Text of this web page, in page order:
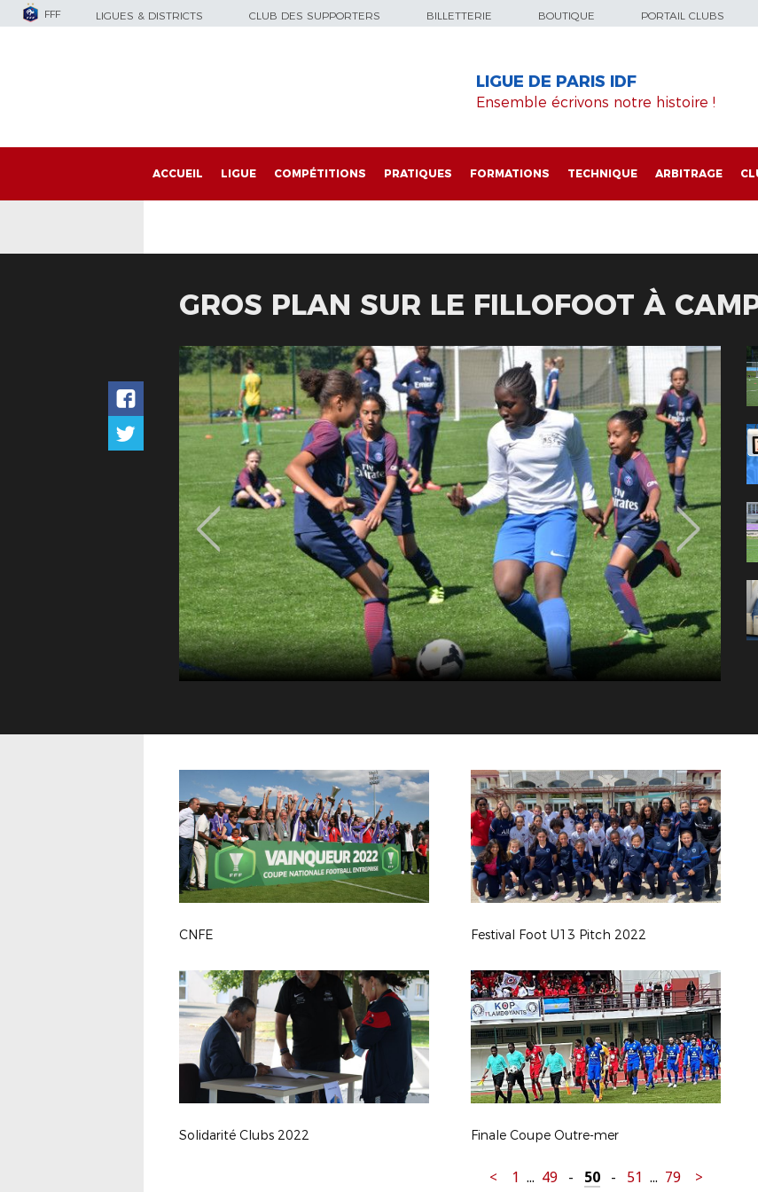
FFF LIGUES & DISTRICTS CLUB DES SUPPORTERS BILLETTERIE BOUTIQUE PORTAIL CLUBS
LIGUE DE PARIS IDF
Ensemble écrivons notre histoire !
ACCUEIL LIGUE COMPÉTITIONS PRATIQUES FORMATIONS TECHNIQUE ARBITRAGE
GROS PLAN SUR LE FILLOFOOT À
CNFE Festival Foot U13 Pitch 2022
Solidarité Clubs 2022 Finale Coupe Outre-mer
< 1 ... 49 - 50 - 51 ... 79 >